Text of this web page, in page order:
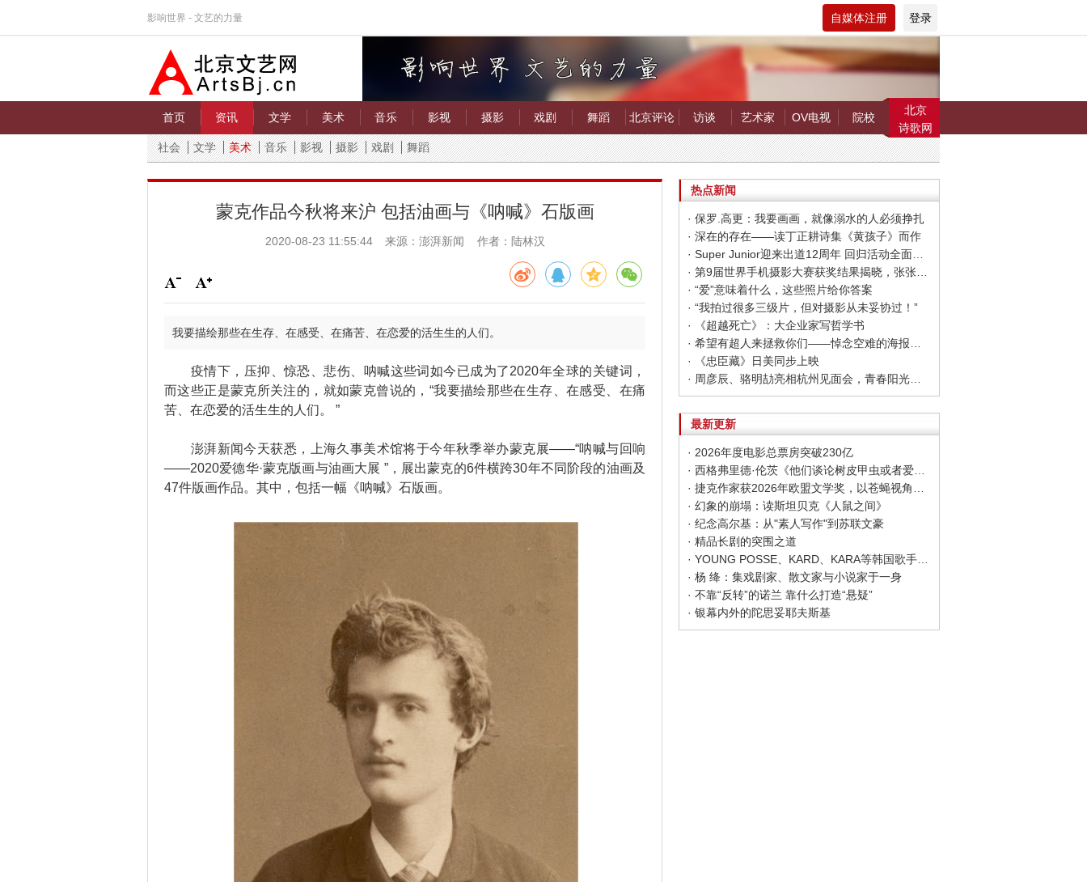
影响世界 - 文艺的力量 自媒体注册 登录
首页 资讯 文学 美术 音乐 影视 摄影 戏剧 舞蹈 北京评论 访谈 艺术家 OV电视 院校
北京
诗歌网
社会
文学 美术 音乐 影视 摄影 戏剧 舞蹈
蒙克作品今秋将来沪 包括油画与《呐喊》石版画
2020-08-23 11:55:44 来源：澎湃新闻 作者：陆林汉
我要描绘那些在生存、在感受、在痛苦、在恋爱的活生生的人们。
疫情下，压抑、惊恐、悲伤、呐喊这些词如今已成为了2020年全球的关键词，
而这些正是蒙克所关注的，就如蒙克曾说的，“我要描绘那些在生存、在感受、在痛
苦、在恋爱的活生生的人们。 ”
澎湃新闻今天获悉，上海久事美术馆将于今年秋季举办蒙克展——“呐喊与回响
——2020爱德华·蒙克版画与油画大展 ”，展出蒙克的6件横跨30年不同阶段的油画及
47件版画作品。其中，包括一幅《呐喊》石版画。
热点新闻
· 保罗.高更：我要画画，就像溺水的人必须挣扎
· 深在的存在——读丁正耕诗集《黄孩子》而作
· Super Junior迎来出道12周年 回归活动全面启动
· 第9届世界手机摄影大赛获奖结果揭晓，张张惊艳你的视觉！
· “爱”意味着什么，这些照片给你答案
· “我拍过很多三级片，但对摄影从未妥协过！”
· 《超越死亡》：大企业家写哲学书
· 《忠臣藏》日美同步上映
· 周彦辰、骆明劼亮相杭州见面会，青春阳光活力十足
最新更新
· 2026年度电影总票房突破230亿
· 西格弗里德·伦茨《他们谈论树皮甲虫或者爱情》：请捍卫日常生活，千千万万次
· 幻象的崩塌：读斯坦贝克《人鼠之间》
· 纪念高尔基：从"素人写作"到苏联文豪
· 精品长剧的突围之道
· YOUNG POSSE、KARD、KARA等韩国歌手正版音源全面回归网易云音乐
· 杨 绛：集戏剧家、散文家与小说家于一身
· 不靠“反转”的诺兰 靠什么打造“悬疑”
· 银幕内外的陀思妥耶夫斯基